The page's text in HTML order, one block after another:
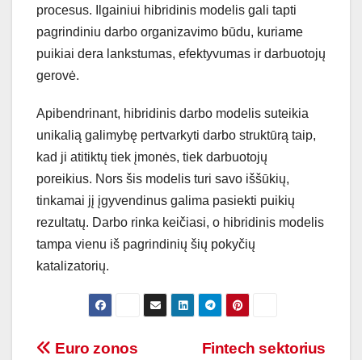
procesus. Ilgainiui hibridinis modelis gali tapti
pagrindiniu darbo organizavimo būdu, kuriame
puikiai dera lankstumas, efektyvumas ir darbuotojų
gerovė.
Apibendrinant, hibridinis darbo modelis suteikia
unikalią galimybę pertvarkyti darbo struktūrą taip,
kad ji atitiktų tiek įmonės, tiek darbuotojų
poreikius. Nors šis modelis turi savo iššūkių,
tinkamai jį įgyvendinus galima pasiekti puikių
rezultatų. Darbo rinka keičiasi, o hibridinis modelis
tampa vienu iš pagrindinių šių pokyčių
katalizatorių.
Navigacija
Fintech sektorius
Euro zonos